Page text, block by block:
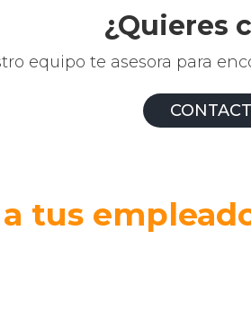
¿Quieres
equipo te asesora para
tus